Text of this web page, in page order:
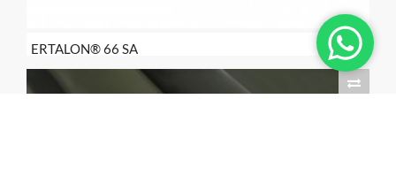
ERTALON® 66 SA